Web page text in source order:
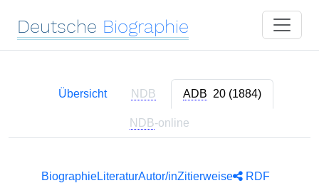
Deutsche Biographie
Übersicht NDB ADB 20 (1884)
NDB-online
BiographieLiteraturAutor/inZitierweise
RDF